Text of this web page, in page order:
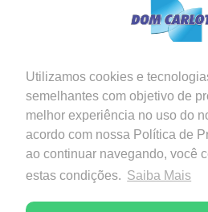
Utilizamos cookies e
semelhantes com objetivo de
melhor experiência no uso do
acordo com nossa Política de
ao continuar navegando, você
estas condições. Saiba Mais
Siga-nos em nossas